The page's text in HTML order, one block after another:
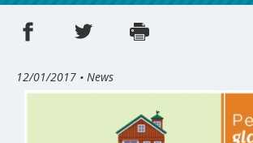
Share on Facebook
Share on Twitter
12/01/2017 • News